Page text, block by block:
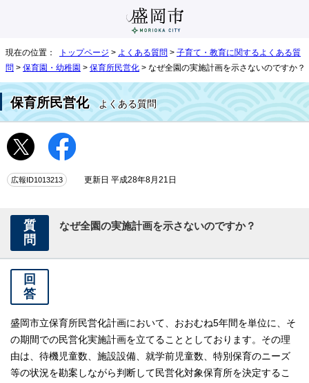
現在の位置： トップページ > よくある質問 > 子育て・教育に関するよくある質
問 > 保育園・幼稚園 > 保育所民営化 > なぜ全園の実施計画を示さないのですか？
保育所民営化よくある質問
広報ID1013213 更新日 平成28年8月21日
質
問
なぜ全園の実施計画を示さないのですか？
回
答
盛岡市立保育所民営化計画において、おおむね5年間を単位に、そ
の期間での民営化実施計画を立てることとしております。その理
由は、待機児童数、施設設備、就学前児童数、特別保育のニーズ
等の状況を勘案しながら判断して民営化対象保育所を決定するこ